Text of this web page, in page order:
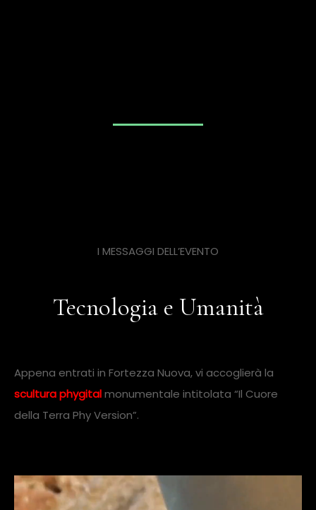
I MESSAGGI DELL’EVENTO
Tecnologia e Umanità
Appena entrati in Fortezza Nuova, vi accoglierà la
scultura phygitalmonumentale intitolata “Il Cuore
della Terra Phy Version”.